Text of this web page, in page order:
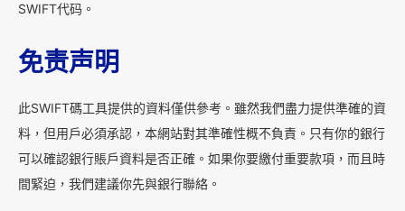
SWIFT代码。
免责声明
此SWIFT碼工具提供的資料僅供參考。雖然我們盡力提供準確的資
料，但用戶必須承認，本網站對其準確性概不負責。只有你的銀行
可以確認銀行賬戶資料是否正確。如果你要繳付重要款項，而且時
間緊迫，我們建議你先與銀行聯絡。